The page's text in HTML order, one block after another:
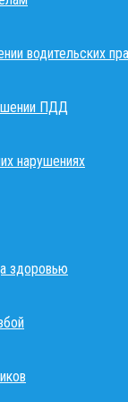
водительских
ПДД
нарушениях
здоровью